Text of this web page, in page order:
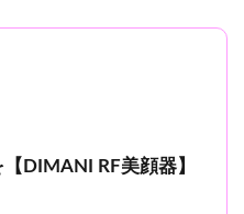
DIMANI RF美顔器】